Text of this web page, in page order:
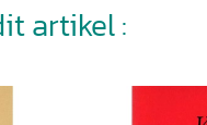
artikel :